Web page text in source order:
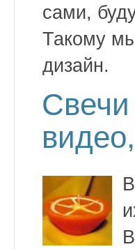
сами,
Такому
дизайн.